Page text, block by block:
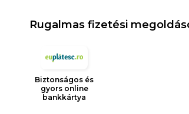
Rugalmas fizetési
Biztonságos és
gyors online
bankkártya